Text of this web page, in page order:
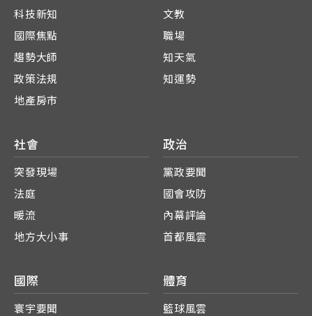
科技新知
國際焦點
趨勢大師
政策法規
地產房市
文教
職場
知天氣
知運勢
社會
突發現場
法庭
暖流
地方大小事
政治
黨政要聞
國會攻防
內幕評論
首都風雲
國際
寰宇要聞
體育
籃球風雲